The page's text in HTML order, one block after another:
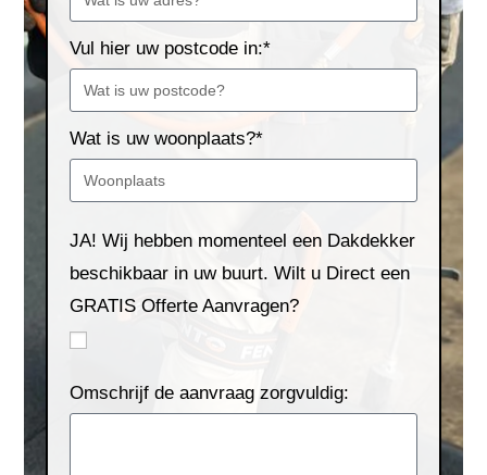
Vul hier uw postcode in:*
Wat is uw woonplaats?*
JA! Wij hebben momenteel een Dakdekker
beschikbaar in uw buurt. Wilt u Direct een
GRATIS Offerte Aanvragen?
Omschrijf de aanvraag zorgvuldig: